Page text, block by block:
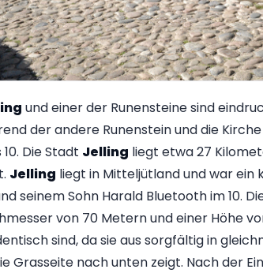
und einer der Runensteine sind
der andere Runenstein und die
Die Stadt Jelling liegt etwa 27
Jelling liegt in Mitteljütland und war ein
seinem Sohn Harald Bluetooth im 10.
von 70 Metern und einer Höhe
sind, da sie aus sorgfältig in
Grasseite nach unten zeigt. Nach der